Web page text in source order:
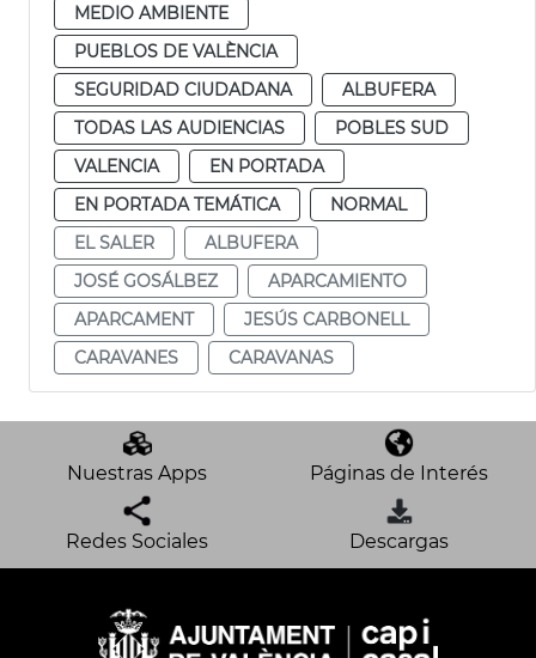
MEDIO AMBIENTE
PUEBLOS DE VALÈNCIA
SEGURIDAD CIUDADANA
ALBUFERA
TODAS LAS AUDIENCIAS
POBLES SUD
VALENCIA
EN PORTADA
EN PORTADA TEMÁTICA
NORMAL
EL SALER
ALBUFERA
JOSÉ GOSÁLBEZ
APARCAMIENTO
APARCAMENT
JESÚS CARBONELL
CARAVANES
CARAVANAS
Nuestras Apps Páginas de Interés
Redes Sociales Descargas